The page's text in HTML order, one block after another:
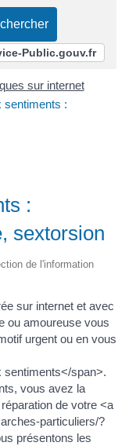
Public.gouv.fr
sur internet
sentiments :
:
sextorsion
de l'information
sur internet et avec
ou amoureuse vous
urgent ou en vous
sentiments</span>.
vous avez la
de votre <a
particuliers/?
présentons les